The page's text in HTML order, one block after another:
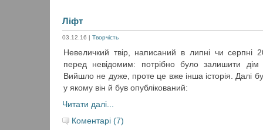
Ліфт
03.12.16 | Творчість
Невеличкий твір, написаний в липні чи серпні
перед невідомим: потрібно було залишити дім
Вийшло не дуже, проте це вже інша історія. Далі
у якому він й був опублікований:
Читати далі...
Коментарі (7)